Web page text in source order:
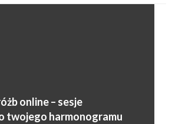
online – sesje
twojego harmonogramu